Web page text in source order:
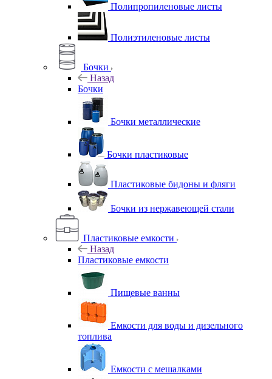
Полипропиленовые листы
Полиэтиленовые листы
Бочки
Назад
Бочки
Бочки металлические
Бочки пластиковые
Пластиковые бидоны и фляги
Бочки из нержавеющей стали
Пластиковые емкости
Назад
Пластиковые емкости
Пищевые ванны
Емкости для воды и дизельного
топлива
Емкости с мешалками